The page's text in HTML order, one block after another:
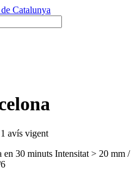
Catalunya
1 avís vigent
en 30 minuts Intensitat > 20 mm /